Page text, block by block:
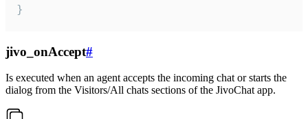
}
jivo_onAccept#
Is executed when an agent accepts the incoming chat or starts the
dialog from the Visitors/All chats sections of the JivoChat app.